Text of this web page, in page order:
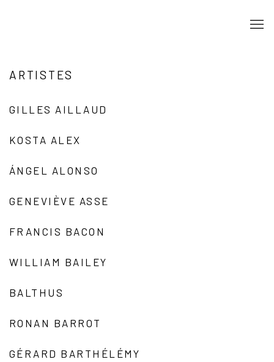
ARTISTES
GILLES AILLAUD
KOSTA ALEX
ÁNGEL ALONSO
GENEVIÈVE ASSE
FRANCIS BACON
WILLIAM BAILEY
BALTHUS
RONAN BARROT
GÉRARD BARTHÉLÉMY